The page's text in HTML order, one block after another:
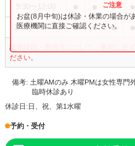
●
16:00〜18:00 ● ● ●
診療時間・内容等について、事前に必
ださい。
お盆(8月中旬)は休診・休業の場合が
医療機関に直接ご確認ください。
備考: 土曜AMのみ 木曜PMは女性専門
臨時休診あり
休診日:日、祝、第1水曜
予約・受付